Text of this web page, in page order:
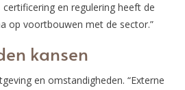
en regulering heeft de
op voortbouwen met de sector.”
kansen
en omstandigheden. “Externe